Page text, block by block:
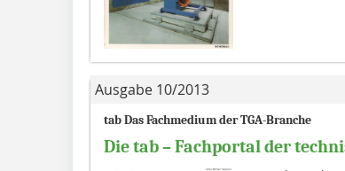
Ausgabe 10/2013
tab Das Fachmedium der TGA-Branche
Die tab – Fachportal der